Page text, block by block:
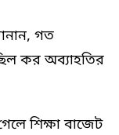
গত
কর অব্যাহতির
শিক্ষা বাজেট